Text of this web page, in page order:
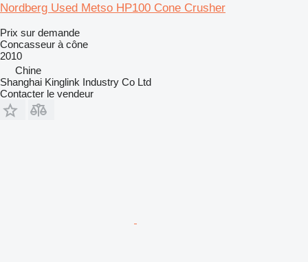
Nordberg Used Metso HP100 Cone Crusher
Prix sur demande
Concasseur à cône
2010
Chine
Shanghai Kinglink Industry Co Ltd
Contacter le vendeur